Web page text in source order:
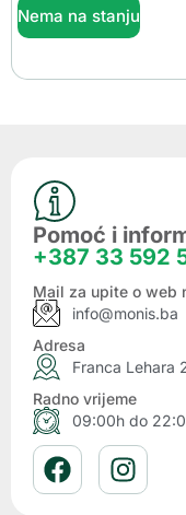
Nema na stanju
Pomoć i
+387 33 592
Mail za upite o web
info@monis.ba
Adresa
Franca Lehara
Radno vrijeme
09:00h do